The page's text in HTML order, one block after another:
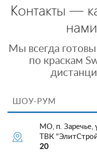
Контакты —
Мы всегда
по краскам
ШОУ-РУМ
МО, п. Заречье,
ТВК
20